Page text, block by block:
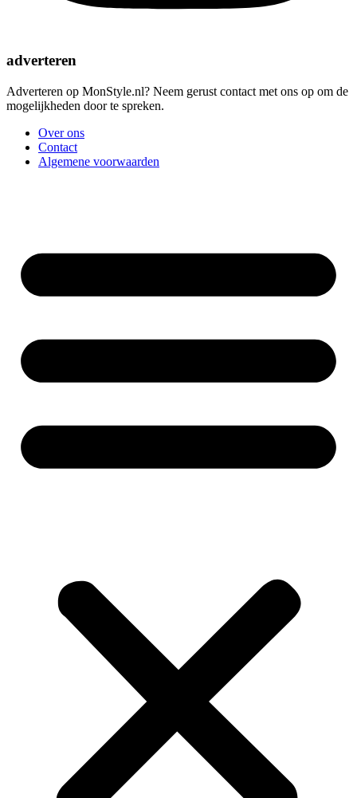
adverteren
Adverteren op MonStyle.nl? Neem gerust contact met ons op om de
mogelijkheden door te spreken.
Over ons
Contact
Algemene voorwaarden